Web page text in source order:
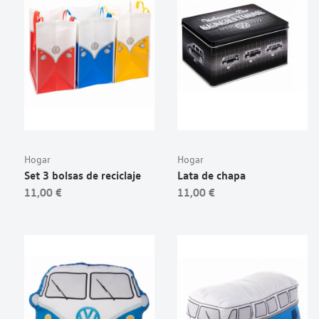
Hogar
Set 3 bolsas de reciclaje
11,00 €
Hogar
Lata de chapa
11,00 €